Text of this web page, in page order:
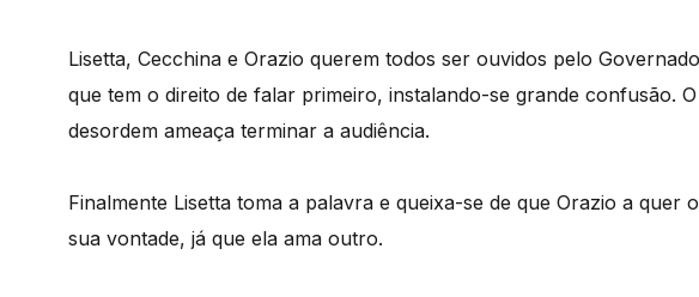
Lisetta, Cecchina e Orazio querem todos ser ouvidos pelo
que tem o direito de falar primeiro, instalando-se grande confusão.
desordem ameaça terminar a audiência.
Finalmente Lisetta toma a palavra e queixa-se de que Orazio a quer
sua vontade, já que ela ama outro.